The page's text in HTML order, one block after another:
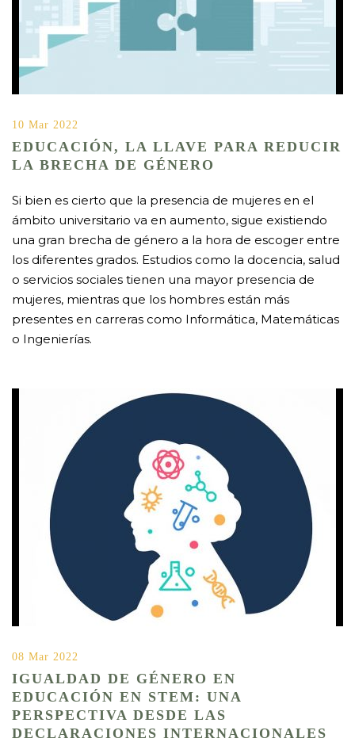
10 Mar 2022
EDUCACIÓN, LA LLAVE PARA REDUCIR
LA BRECHA DE GÉNERO
Si bien es cierto que la presencia de mujeres en el
ámbito universitario va en aumento, sigue existiendo
una gran brecha de género a la hora de escoger entre
los diferentes grados. Estudios como la docencia, salud
o servicios sociales tienen una mayor presencia de
mujeres, mientras que los hombres están más
presentes en carreras como Informática, Matemáticas
o Ingenierías.
08 Mar 2022
IGUALDAD DE GÉNERO EN
EDUCACIÓN EN STEM: UNA
PERSPECTIVA DESDE LAS
DECLARACIONES INTERNACIONALES